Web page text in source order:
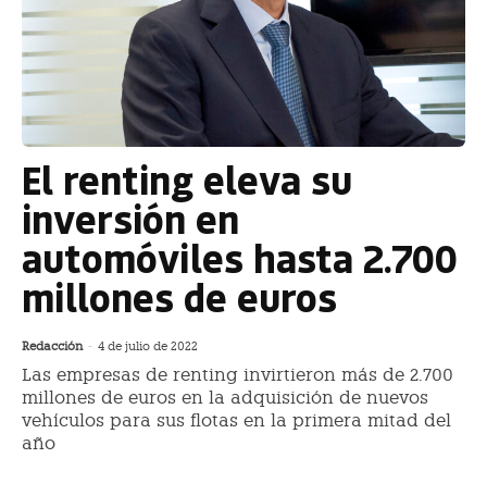
El renting eleva su
inversión en
automóviles hasta 2.700
millones de euros
Redacción - 4 de julio de 2022
Las empresas de renting invirtieron más de 2.700
millones de euros en la adquisición de nuevos
vehículos para sus flotas en la primera mitad del
año